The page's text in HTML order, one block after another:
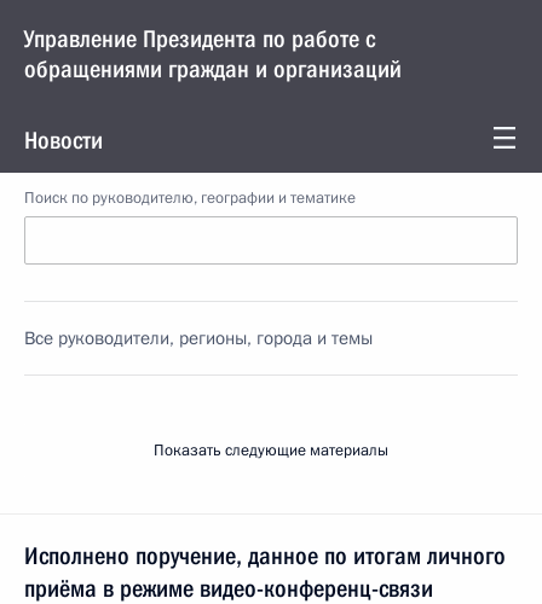
Управление Президента по работе с
обращениями граждан и организаций
Новости
Поиск по руководителю, географии и тематике
Все руководители, регионы, города и темы
Показать следующие материалы
Исполнено поручение, данное по итогам личного
приёма в режиме видео-конференц-связи